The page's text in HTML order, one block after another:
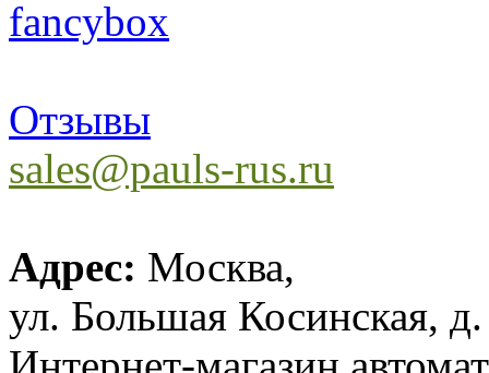
Отзывы
sales@pauls-rus.ru
Адрес: Москва,
ул. Большая Косинская,